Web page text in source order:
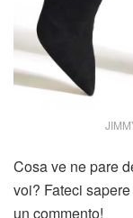
Cosa ve ne pare
voi? Fateci
un commento!